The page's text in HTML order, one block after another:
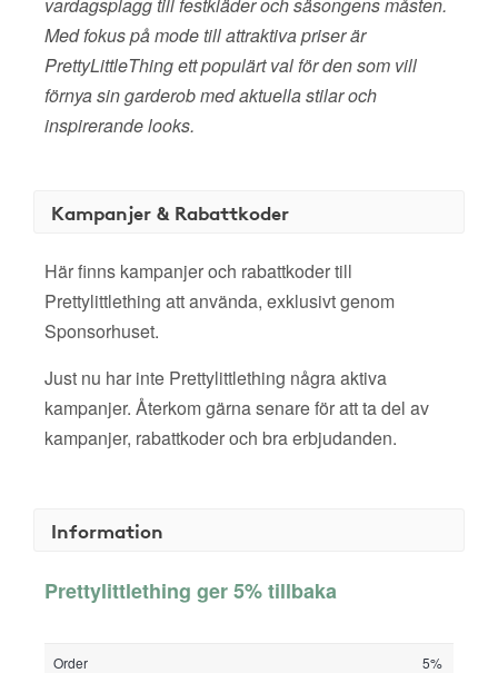
Med fokus på mode till attraktiva priser är
PrettyLittleThing ett populärt val för den som vill
förnya sin garderob med aktuella stilar och
inspirerande looks.
Kampanjer & Rabattkoder
Här finns kampanjer och rabattkoder till
Prettylittlething att använda, exklusivt genom
Sponsorhuset.
Just nu har inte Prettylittlething några aktiva
kampanjer. Återkom gärna senare för att ta del av
kampanjer, rabattkoder och bra erbjudanden.
Information
Prettylittlething ger 5% tillbaka
Order 5%